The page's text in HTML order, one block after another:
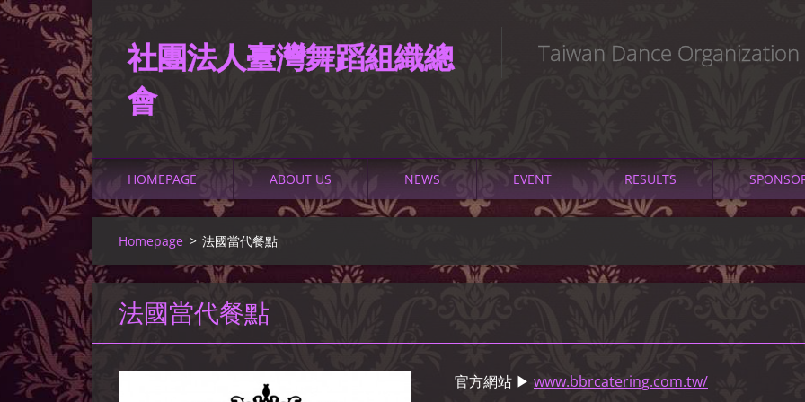
社團法人臺灣舞蹈組織總
會
Taiwan Dance Organization
HOMEPAGE ABOUT US NEWS EVENT RESULTS
Homepage > 法國當代餐點
法國當代餐點
官方網站 ▶ www.bbrcatering.com.tw/